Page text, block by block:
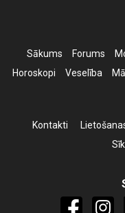
Sākums Forums
Horoskopi
Veselība
Kontakti